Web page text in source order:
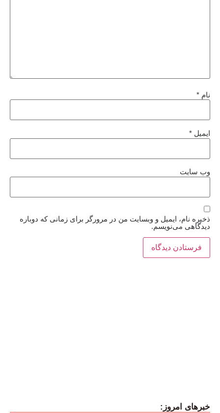
نام *
ایمیل *
وب‌ سایت
ذخیره نام، ایمیل و وبسایت من در مرورگر برای زمانی که دوباره
دیدگاهی می‌نویسم.
خبرهای امروز: